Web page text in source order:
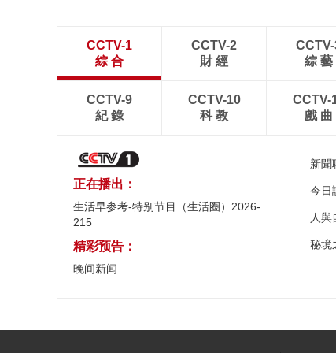
CCTV-1
綜 合
CCTV-2
財 經
綜 藝
CCTV-9
紀 錄
CCTV-10
科 教
CCTV-
戲 曲
正在播出：
生活早参考-特别节目（生活圈）2026-
215
精彩预告：
晚间新闻
新聞
今日
人與
秘境